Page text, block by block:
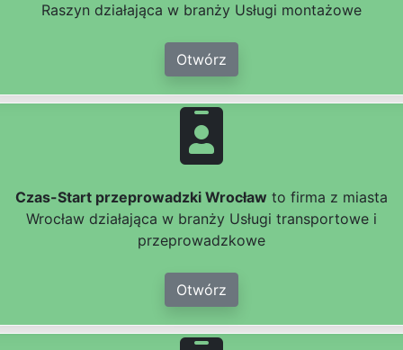
Raszyn działająca w branży Usługi montażowe
Otwórz
Czas-Start przeprowadzki Wrocław to firma z miasta
Wrocław działająca w branży Usługi transportowe i
przeprowadzkowe
Otwórz